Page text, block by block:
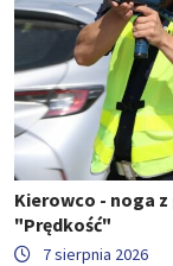
Kierowco - noga z
"Prędkość"
7 sierpnia 2026